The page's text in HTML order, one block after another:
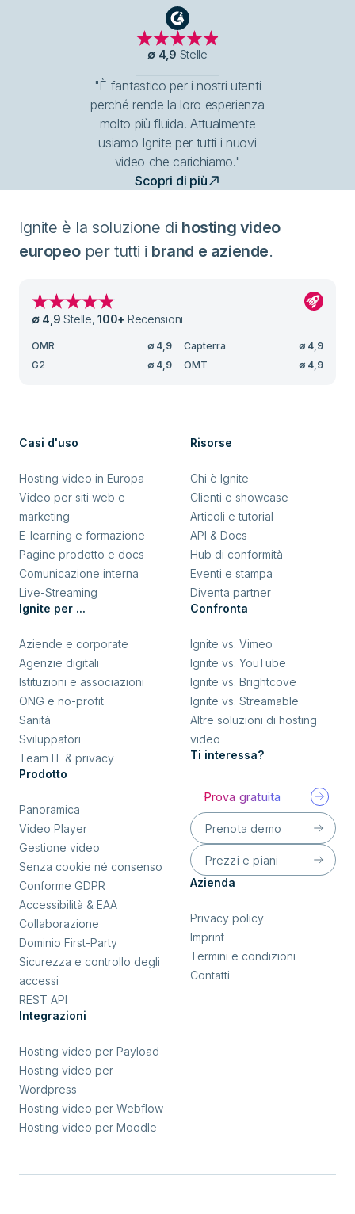
G2
∅ 4,9 Stelle
"È fantastico per i nostri utenti
perché rende la loro esperienza
molto più fluida. Attualmente
usiamo Ignite per tutti i nuovi
video che carichiamo."
Scopri di più
Ignite è la soluzione di hosting video
europeoper tutti i brand e aziende.
∅ 4,9 Stelle,100+ Recensioni
OMR ∅ 4,9 Capterra ∅ 4,9
G2
∅ 4,9 OMT ∅ 4,9
Casi d'uso
Hosting video in Europa
Video per siti web e
marketing
E-learning e formazione
Pagine prodotto e docs
Comunicazione interna
Live-Streaming
Ignite per ...
Aziende e corporate
Agenzie digitali
Istituzioni e associazioni
ONG e no-profit
Sanità
Sviluppatori
Team IT & privacy
Prodotto
Panoramica
Video Player
Gestione video
Senza cookie né consenso
Conforme GDPR
Accessibilità & EAA
Collaborazione
Dominio First-Party
Sicurezza e controllo degli
accessi
REST API
Integrazioni
Hosting video per Payload
Hosting video per
Wordpress
Hosting video per Webflow
Hosting video per Moodle
Risorse
Chi è Ignite
Clienti e showcase
Articoli e tutorial
API & Docs
Hub di conformità
Eventi e stampa
Diventa partner
Confronta
Ignite vs. Vimeo
Ignite vs. YouTube
Ignite vs. Brightcove
Ignite vs. Streamable
Altre soluzioni di hosting
video
Ti interessa?
Prova gratuita
Prenota demo
Prezzi e piani
Azienda
Privacy policy
Imprint
Termini e condizioni
Contatti